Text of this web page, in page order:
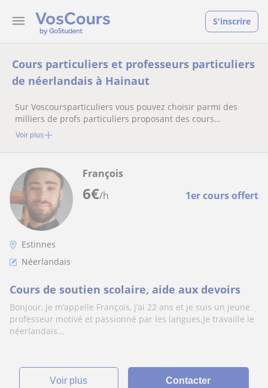
S'inscrire
Cours particuliers et professeurs particuliers
de néerlandais à Hainaut
Sur Voscoursparticuliers vous pouvez choisir parmi des
milliers de profs particuliers proposant des cours
particuliers
Voir plus
6€/h 1er cours offert
François
Estinnes
Néerlandais
Cours de soutien scolaire, aide aux devoirs
Bonjour, je m’appelle François, j’ai 22 ans et je suis un jeune
professeur motivé et passionné par les langues.Je travaille le
néerlandais...
voir plus Contacter